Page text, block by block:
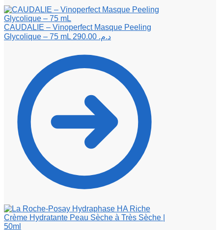
CAUDALIE – Vinoperfect Masque Peeling
Glycolique – 75 mL
د.م.